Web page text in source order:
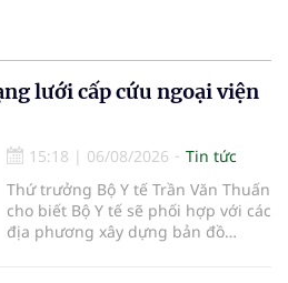
lưới cấp cứu ngoại viện
15:18 | 06/08/2026
Tin tức
Thứ trưởng Bộ Y tế Trần Văn Thuấn
cho biết Bộ Y tế sẽ phối hợp với các
địa phương xây dựng bản đồ